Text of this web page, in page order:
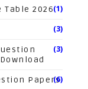
Table 2026(1)
(3)
(3)
Papers
(6)